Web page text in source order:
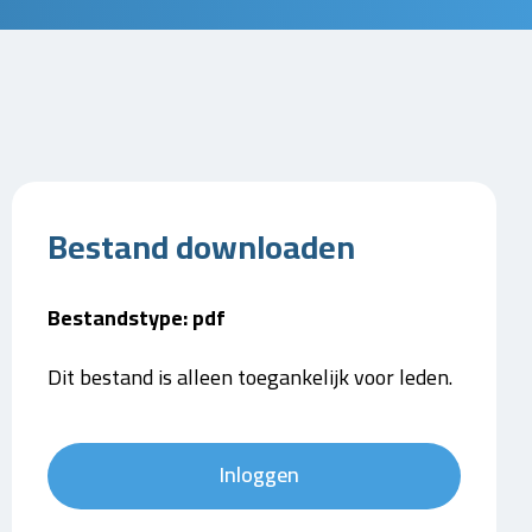
Bestand downloaden
Bestandstype: pdf
Dit bestand is alleen toegankelijk voor leden.
Inloggen